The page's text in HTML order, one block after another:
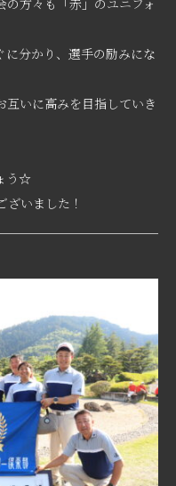
方々も「赤」のユニフォ
に分かり、選手の励みにな
いに高みを目指していき
う☆
いました！